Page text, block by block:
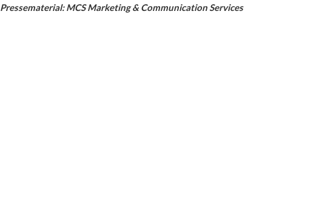
Pressematerial: MCS Marketing & Communication Services